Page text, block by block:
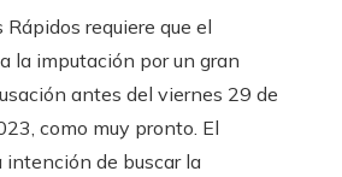
Rápidos requiere que el
la imputación por un gran
antes del viernes 29 de
como muy pronto. El
intención de buscar la